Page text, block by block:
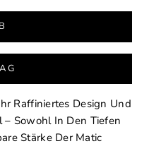
Raffiniertes Design Und
Sowohl In Den Tiefen
Stärke Der Matic